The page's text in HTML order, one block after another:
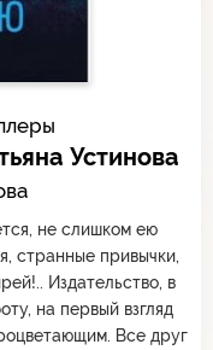
Устинова
не слишком ею
странные привычки,
Издательство, в
на первый взгляд
Все друг